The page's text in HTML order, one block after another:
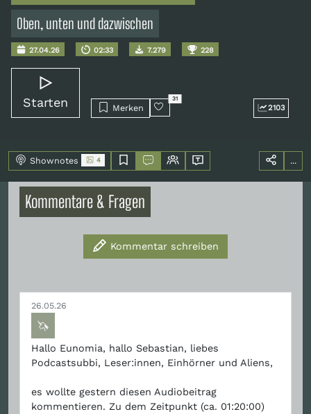
Oben, unten und dazwischen
27.04.26 02:33 7.279 228
Starten Merken
31
2103
Shownotes 4 ...
Kommentare & Fragen
Kommentar schreiben
26.05.26
🦄
Hallo Eunomia, hallo Sebastian, liebes
Podcastsubbi, Leser:innen, Einhörner und Aliens,
es wollte gestern diesen Audiobeitrag
kommentieren. Zu dem Zeitpunkt (ca. 01:20:00)